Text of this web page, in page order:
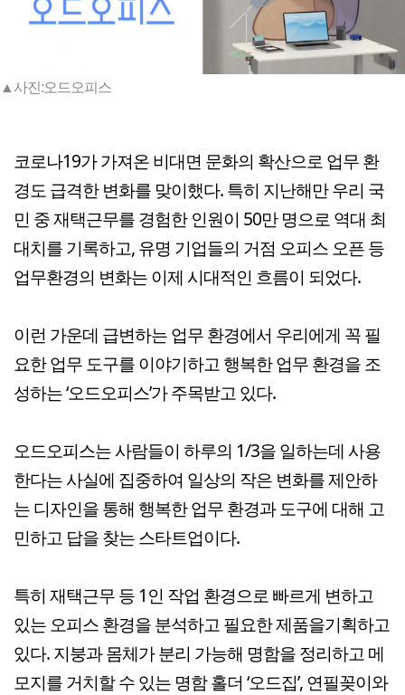
▲사진:오드오피스
코로나19가 가져온 비대면 문화의 확산으로 업무 환
경도 급격한 변화를 맞이했다. 특히 지난해만 우리 국
민 중 재택근무를 경험한 인원이 50만 명으로 역대 최
대치를 기록하고, 유명 기업들의 거점 오피스 오픈 등
업무환경의 변화는 이제 시대적인 흐름이 되었다.
이런 가운데 급변하는 업무 환경에서 우리에게 꼭 필
요한 업무 도구를 이야기하고 행복한 업무 환경을 조
성하는 ‘오드오피스’가 주목받고 있다.
오드오피스는 사람들이 하루의 1/3을 일하는데 사용
한다는 사실에 집중하여 일상의 작은 변화를 제안하
는 디자인을 통해 행복한 업무 환경과 도구에 대해 고
민하고 답을 찾는 스타트업이다.
특히 재택근무 등 1인 작업 환경으로 빠르게 변하고
있는 오피스 환경을 분석하고 필요한 제품을기획하고
있다. 지붕과 몸체가 분리 가능해 명함을 정리하고 메
모지를 거치할 수 있는 명함 홀더 ‘오드집’, 연필꽂이와